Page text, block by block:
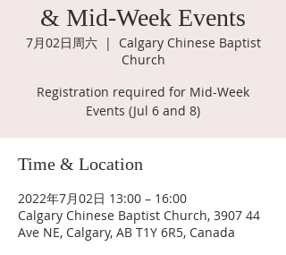
& Mid-Week Events
7月02日周六
  |
Calgary Chinese Baptist
Church
Registration required for Mid-Week
Events (Jul 6 and 8)
Time & Location
2022年7月02日 13:00 – 16:00
Calgary Chinese Baptist Church, 3907 44
Ave NE, Calgary, AB T1Y 6R5, Canada